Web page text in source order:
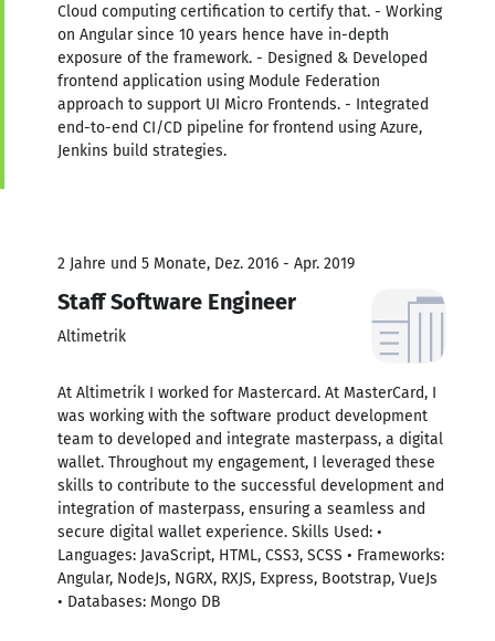
Cloud computing certification to certify that. - Working
on Angular since 10 years hence have in-depth
exposure of the framework. - Designed & Developed
frontend application using Module Federation
approach to support UI Micro Frontends. - Integrated
end-to-end CI/CD pipeline for frontend using Azure,
Jenkins build strategies.
2 Jahre und 5 Monate, Dez. 2016 - Apr. 2019
Staff Software Engineer
Altimetrik
At Altimetrik I worked for Mastercard. At MasterCard, I
was working with the software product development
team to developed and integrate masterpass, a digital
wallet. Throughout my engagement, I leveraged these
skills to contribute to the successful development and
integration of masterpass, ensuring a seamless and
secure digital wallet experience. Skills Used: •
Languages: JavaScript, HTML, CSS3, SCSS • Frameworks:
Angular, NodeJs, NGRX, RXJS, Express, Bootstrap, VueJs
• Databases: Mongo DB